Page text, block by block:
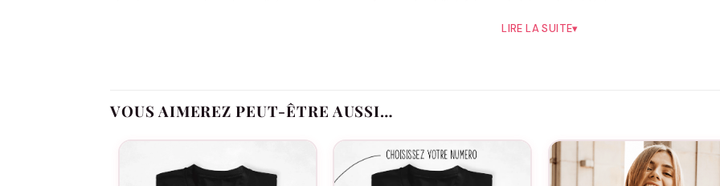
L’amitié vraie mérite d’être célébrée de façon unique. Pourquoi ne pas personnalisiser votre T-shirt « Jamais sans
Portez-le et montrez au monde entier l’importance de votre fratrie amicale. Il est temps de faire parler de votre
LIRE LA SUITE▾
VOUS AIMEREZ PEUT-ÊTRE AUSSI…